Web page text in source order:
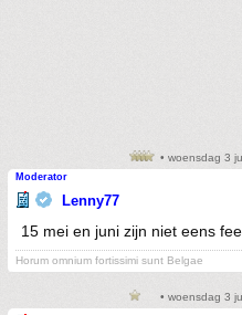
• woensdag 3
Moderator
Lenny77
15 mei en juni zijn niet eens
Horum omnium fortissimi sunt Belgae
• woensdag 3